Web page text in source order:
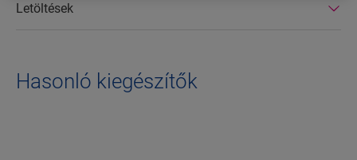
Letöltések
Hasonló kiegészítők